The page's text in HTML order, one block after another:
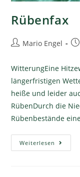
Rübenfax
Mario Engel
WitterungEine
längerfristigen
heiße und leider
RübenDurch die
Rübenbestände
Weiterlesen